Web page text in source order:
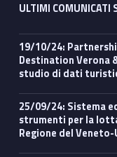
ULTIMI COMUNICATI
19/10/24: Partnership con DMO Dolomiti Bellunesi e
Destination Verona
studio di dati
25/09/24: Sistema economico e legalità, regole e
strumenti per la
Regione del